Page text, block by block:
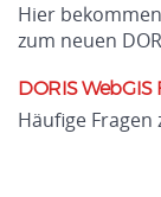
Hier
zum neuen
DORIS WebGIS
Häufige Fragen